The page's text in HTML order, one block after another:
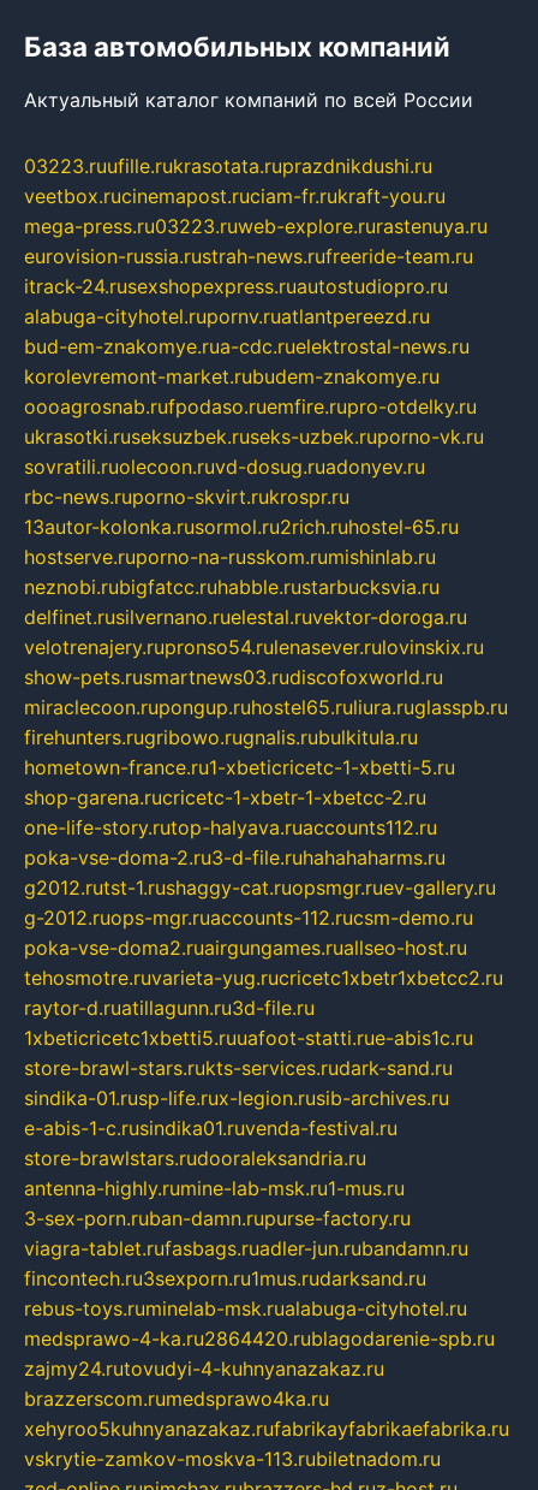
База автомобильных компаний
Актуальный каталог компаний по всей России
03223.ruufille.rukrasotata.ruprazdnikdushi.ru
veetbox.rucinemapost.ruciam-fr.rukraft-you.ru
mega-press.ru03223.ruweb-explore.rurastenuya.ru
eurovision-russia.rustrah-news.rufreeride-team.ru
itrack-24.rusexshopexpress.ruautostudiopro.ru
alabuga-cityhotel.rupornv.ruatlantpereezd.ru
bud-em-znakomye.rua-cdc.ruelektrostal-news.ru
korolevremont-market.rubudem-znakomye.ru
oooagrosnab.rufpodaso.ruemfire.rupro-otdelky.ru
ukrasotki.ruseksuzbek.ruseks-uzbek.ruporno-vk.ru
sovratili.ruolecoon.ruvd-dosug.ruadonyev.ru
rbc-news.ruporno-skvirt.rukrospr.ru
13autor-kolonka.rusormol.ru2rich.ruhostel-65.ru
hostserve.ruporno-na-russkom.rumishinlab.ru
neznobi.rubigfatcc.ruhabble.rustarbucksvia.ru
delfinet.rusilvernano.ruelestal.ruvektor-doroga.ru
velotrenajery.rupronso54.rulenasever.rulovinskix.ru
show-pets.rusmartnews03.rudiscofoxworld.ru
miraclecoon.rupongup.ruhostel65.ruliura.ruglasspb.ru
firehunters.rugribowo.rugnalis.rubulkitula.ru
hometown-france.ru1-xbeticricetc-1-xbetti-5.ru
shop-garena.rucricetc-1-xbetr-1-xbetcc-2.ru
one-life-story.rutop-halyava.ruaccounts112.ru
poka-vse-doma-2.ru3-d-file.ruhahahaharms.ru
g2012.rutst-1.rushaggy-cat.ruopsmgr.ruev-gallery.ru
g-2012.ruops-mgr.ruaccounts-112.rucsm-demo.ru
poka-vse-doma2.ruairgungames.ruallseo-host.ru
tehosmotre.ruvarieta-yug.rucricetc1xbetr1xbetcc2.ru
raytor-d.ruatillagunn.ru3d-file.ru
1xbeticricetc1xbetti5.ruuafoot-statti.rue-abis1c.ru
store-brawl-stars.rukts-services.rudark-sand.ru
sindika-01.rusp-life.rux-legion.rusib-archives.ru
e-abis-1-c.rusindika01.ruvenda-festival.ru
store-brawlstars.rudooraleksandria.ru
antenna-highly.rumine-lab-msk.ru1-mus.ru
3-sex-porn.ruban-damn.rupurse-factory.ru
viagra-tablet.rufasbags.ruadler-jun.rubandamn.ru
fincontech.ru3sexporn.ru1mus.rudarksand.ru
rebus-toys.ruminelab-msk.rualabuga-cityhotel.ru
medsprawo-4-ka.ru2864420.rublagodarenie-spb.ru
zajmy24.rutovudyi-4-kuhnyanazakaz.ru
brazzerscom.rumedsprawo4ka.ru
xehyroo5kuhnyanazakaz.rufabrikayfabrikaefabrika.ru
vskrytie-zamkov-moskva-113.rubiletnadom.ru